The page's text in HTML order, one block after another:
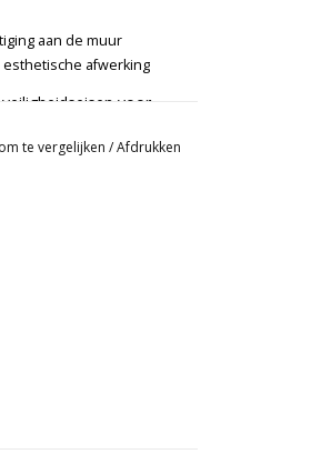
aan de muur
afwerking
voor
munitie veilig en
een betrouwbare en
te vergelijken /Afdrukken